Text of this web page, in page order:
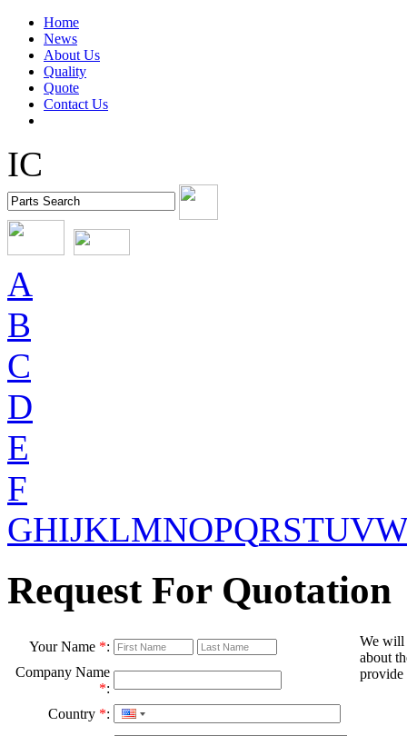
Home
News
About Us
Quality
Quote
Contact Us
IC
A
B
C
D
E
F
GHIJKLMNOPQRSTUV
Request For Quotation
Your Name *:
We will
about
provide
Company Name
*:
Country *: